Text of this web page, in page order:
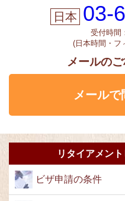
03-
受付時間
(日本時間・フ
メールの
メールで
リタイアメン
ビザ申請の条件